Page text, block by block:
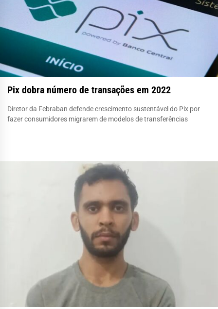
Pix dobra número de transações em 2022
Diretor da Febraban defende crescimento sustentável do Pix por
fazer consumidores migrarem de modelos de transferências